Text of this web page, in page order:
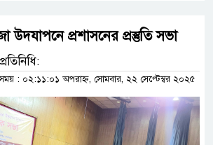
উদযাপনে প্রশাসনের প্রস্তুতি সভা
: ০২:১১:০১ অপরাহ্ন, সোমবার, ২২ সেপ্টেম্বর ২০২৫